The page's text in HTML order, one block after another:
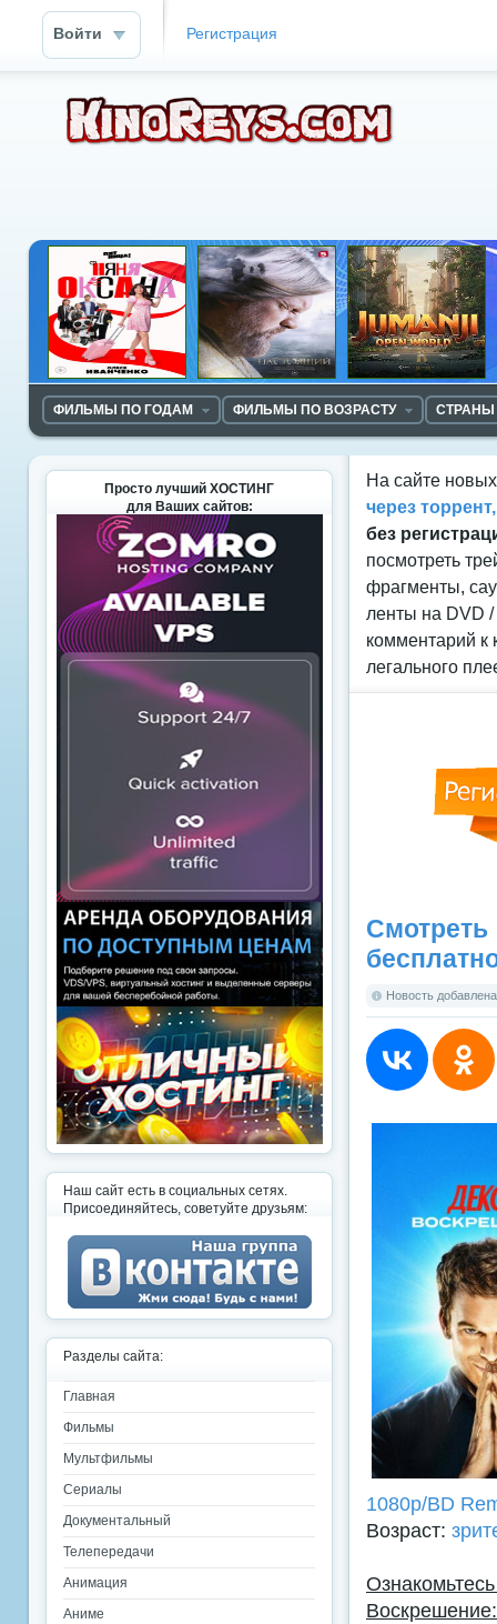
Войти Регистрация
ФИЛЬМЫ ПО ГОДАМ ФИЛЬМЫ ПО ВОЗРАСТУ
На сайте
через
без
посмотреть
фрагменты,
ленты на DVD
комментарий к
легального
Новость
1080p/BD
Возраст:
Воскрешение:
Просто лучший ХОСТИНГ
для Ваших сайтов:
Наш сайт есть в социальных сетях.
Присоединяйтесь, советуйте друзьям:
Разделы сайта:
Главная
Фильмы
Мультфильмы
Сериалы
Документальный
Телепередачи
Анимация
Аниме